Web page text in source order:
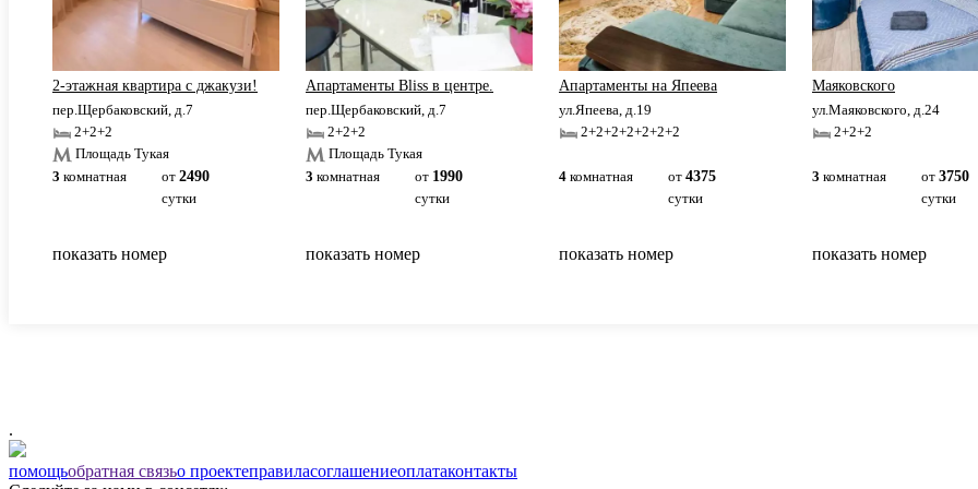
2-этажная квартира c джакузи!
пер.Щербаковский, д.7
2+2+2
Площадь Тукая
3 комнатная от 2490
сутки
показать номер
Апартаменты Bliss в центре.
пер.Щербаковский, д.7
2+2+2
Площадь Тукая
3 комнатная от 1990
сутки
показать номер
Апартаменты на Япеева
ул.Япеева, д.19
2+2+2+2+2+2+2
4 комнатная от 4375
сутки
показать номер
Маяковского
ул.Маяковского, д.24
2+2+2
3 комнатная от 3750
сутки
показать номер
.
помощьобратная связьо проектеправиласоглашениеоплатаконтакты